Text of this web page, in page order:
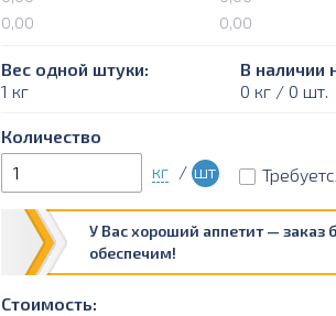
0,00
0,00
Вес одной штуки:
1 кг
В наличии
0 кг / 0 шт.
Количество
кг / шт
У Вас хороший аппетит — заказ
обеспечим!
Стоимость: